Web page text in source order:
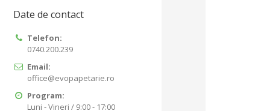
Date de contact
Telefon:
0740.200.239
Email:
office@evopapetarie.ro
Program:
Luni - Vineri / 9:00 - 17:00